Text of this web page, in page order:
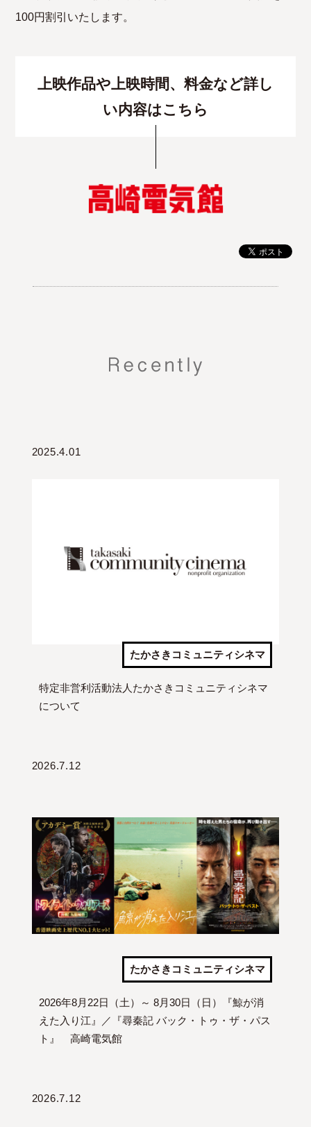
100円割引いたします。
上映作品や上映時間、料金など詳し
い内容はこちら
2025.4.01
たかさきコミュニティシネマ
特定非営利活動法人たかさきコミュニティシネマ
について
2026.7.12
たかさきコミュニティシネマ
2026年8月22日（土）～ 8月30日（日）『鯨が消
えた入り江』／『尋秦記 バック・トゥ・ザ・パス
ト』 高崎電気館
2026.7.12